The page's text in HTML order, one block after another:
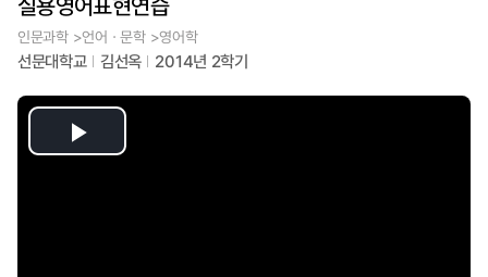
인문과학 >언어ㆍ문학 >영어학
선문대학교 김선옥 2014년 2학기
Play